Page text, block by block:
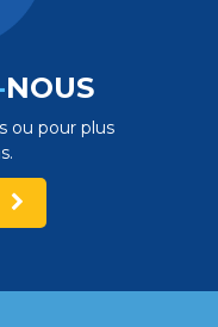
NOUS
ou pour plus